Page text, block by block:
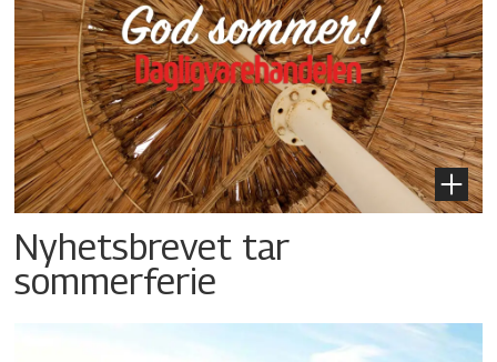
Nyhetsbrevet tar
sommerferie